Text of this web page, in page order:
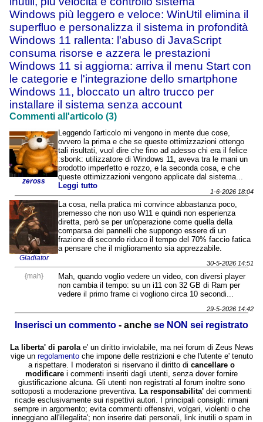
Windows più leggero e veloce: WinUtil elimina il
superfluo e personalizza il sistema in profondità
Windows 11 rallenta: l'abuso di JavaScript
consuma risorse e azzera le prestazioni
Windows 11 si aggiorna: arriva il menu Start con
le categorie e l'integrazione dello smartphone
Windows 11, bloccato un altro trucco per
installare il sistema senza account
Commenti all'articolo (3)
zeross
Leggendo l'articolo mi vengono in mente due cose,
ovvero la prima e che se queste ottimizzazioni ottengo
tali risultati, vuol dire che fino ad adesso chi era il felice
:sbonk: utilizzatore di Windows 11, aveva tra le mani un
prodotto imperfetto e rozzo, e la seconda cosa, e che
queste ottimizzazioni vengono applicate dal sistema...
Leggi tutto
1-6-2026 18:04
Gladiator
La cosa, nella pratica mi convince abbastanza poco,
premesso che non uso W11 e quindi non esperienza
diretta, però se per un'operazione come quella della
comparsa dei pannelli che suppongo essere di un
frazione di secondo riduco il tempo del 70% faccio fatica
a pensare che il miglioramento sia apprezzabile.
30-5-2026 14:51
{mah}
Mah, quando voglio vedere un video, con diversi player
non cambia il tempo: su un i11 con 32 GB di Ram per
vedere il primo frame ci vogliono circa 10 secondi...
29-5-2026 14:42
Inserisci un commento - anche se NON sei registrato
La liberta' di parolae' un diritto inviolabile, ma nei forum di Zeus News
vige un regolamentoche impone delle restrizioni e che l'utente e' tenuto
a rispettare. I moderatori si riservano il diritto di cancellare o
modificare i commenti inseriti dagli utenti, senza dover fornire
giustificazione alcuna. Gli utenti non registrati al forum inoltre sono
sottoposti a moderazione preventiva. La responsabilita' dei commenti
ricade esclusivamente sui rispettivi autori. I principali consigli: rimani
sempre in argomento; evita commenti offensivi, volgari, violenti o che
inneggiano all'illegalita'; non inserire dati personali, link inutili o spam in